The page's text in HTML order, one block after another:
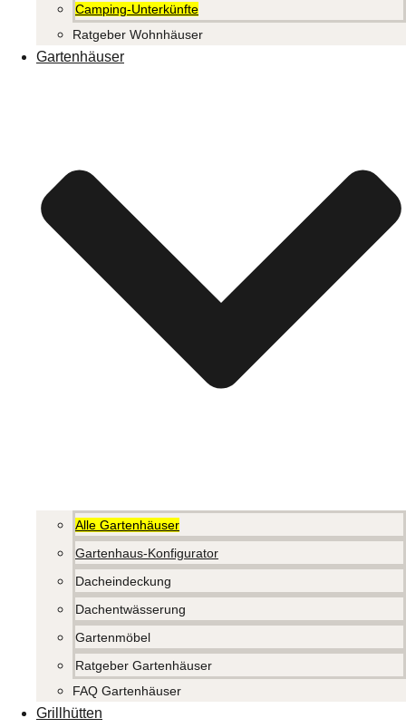
Camping-Unterkünfte
Ratgeber Wohnhäuser
Gartenhäuser
Alle Gartenhäuser
Gartenhaus-Konfigurator
Dacheindeckung
Dachentwässerung
Gartenmöbel
Ratgeber Gartenhäuser
FAQ Gartenhäuser
Grillhütten